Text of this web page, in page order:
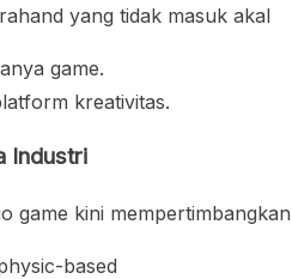
yang tidak masuk akal
game.
kreativitas.
Industri
game kini
based